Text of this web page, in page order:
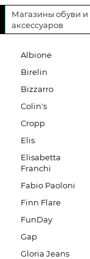
Магазины обуви и
аксессуаров
Albione
Birelin
Bizzarro
Colin's
Cropp
Elis
Elisabetta
Franchi
Fabio Paoloni
Finn Flare
FunDay
Gap
Gloria Jeans